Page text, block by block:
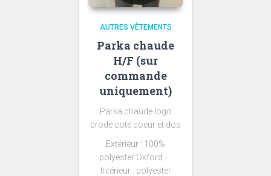
AUTRES VÊTEMENTS
Parka chaude
H/F (sur
commande
uniquement)
Parka chaude logo
brodé coté coeur et dos
Extérieur : 100%
polyester Oxford –
Intérieur : polyester